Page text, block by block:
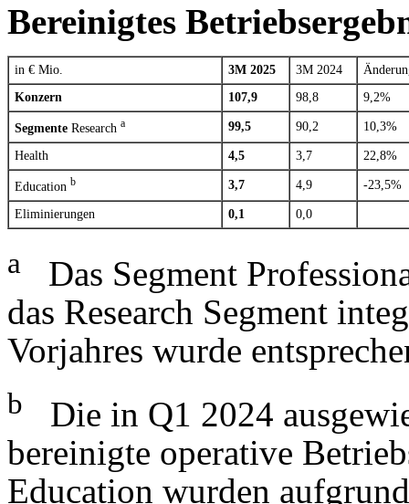
Bereinigtes
in € Mio. 3M 2025 3M 2024
Konzern
107,9 98,8 9,2%
Segmente Research a 99,5 90,2 10,3%
Health 4,5 3,7 22,8%
Education b 3,7 4,9 -23,5%
Eliminierungen 0,1 0,0
a
Das Segment
das Research Segment
Vorjahres wurde
b
Die in Q1 2024
bereinigte operative
Education wurden